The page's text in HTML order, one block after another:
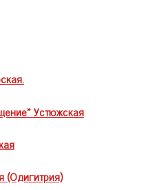
Устюжская
(Одигитрия)